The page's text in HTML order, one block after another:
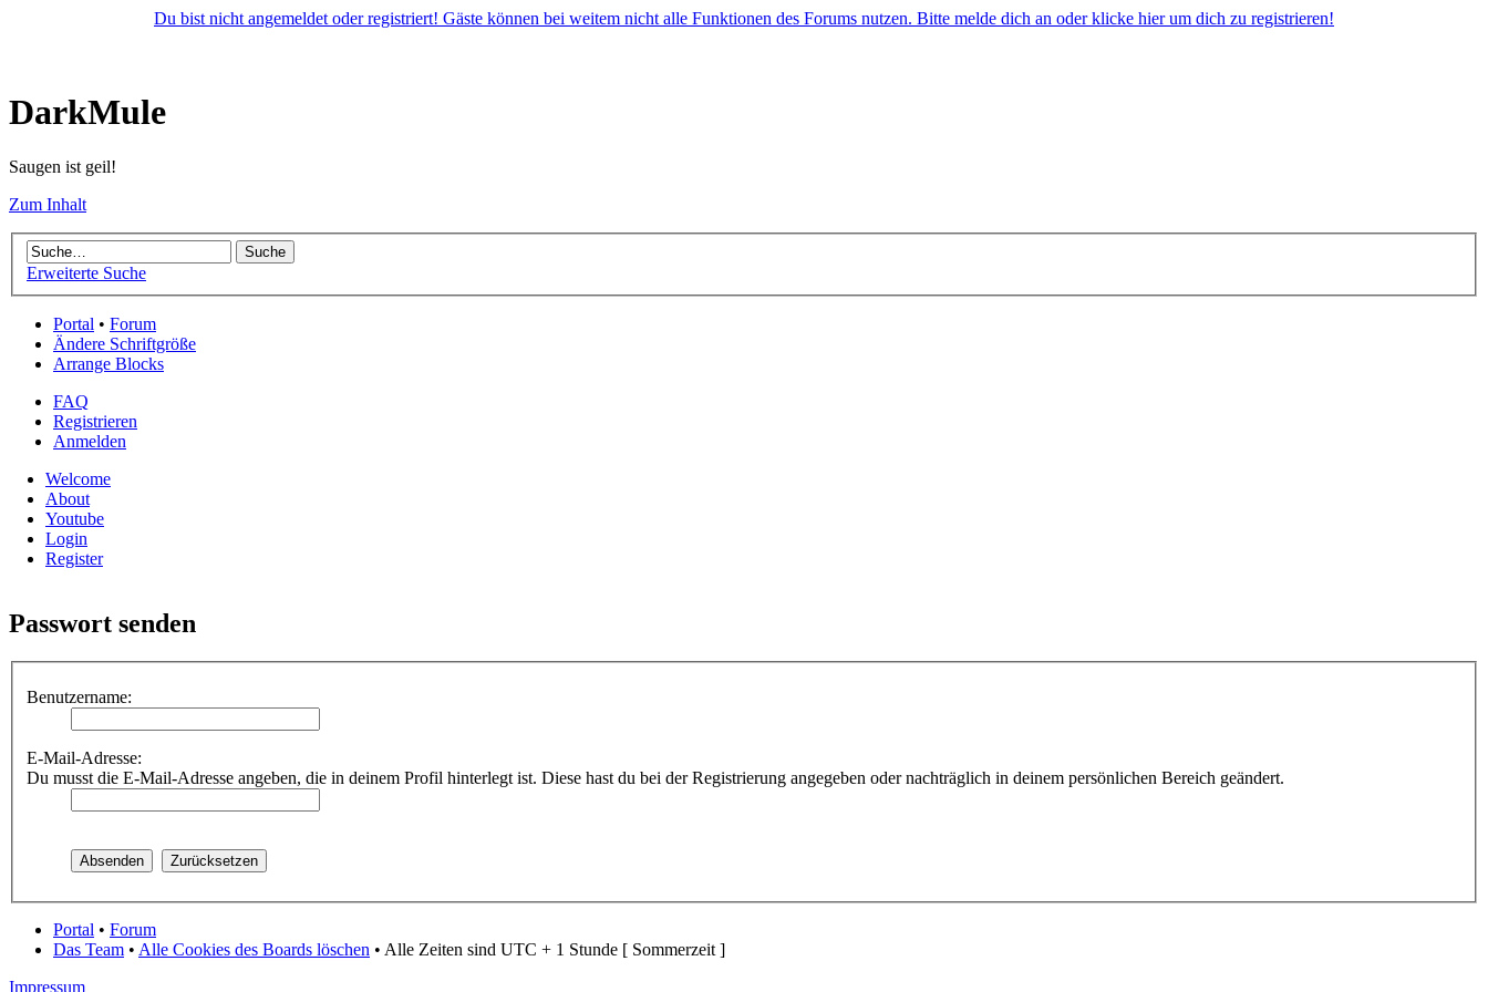
Du bist nicht angemeldet oder registriert! Gäste können bei weitem nicht alle Funktionen des Forums nutzen. Bitte melde dich an oder klicke hier um dich zu registrieren!
DarkMule
Saugen ist geil!
Zum Inhalt
Erweiterte Suche
Portal • Forum
Ändere Schriftgröße
Arrange Blocks
FAQ
Registrieren
Anmelden
Welcome
About
Youtube
Login
Register
Passwort senden
Benutzername:
E-Mail-Adresse:
Du musst die E-Mail-Adresse angeben, die in deinem Profil hinterlegt ist. Diese hast du bei der Registrierung angegeben oder nachträglich in deinem persönlichen Bereich geändert.
Portal • Forum
Das Team • Alle Cookies des Boards löschen • Alle Zeiten sind UTC + 1 Stunde [ Sommerzeit ]
Impressum